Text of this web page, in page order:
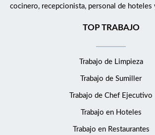
cocinero, recepcionista, personal de hoteles
TOP TRABAJO
Trabajo de Limpieza
Trabajo de Sumiller
Trabajo de Chef Ejecutivo
Trabajo en Hoteles
Trabajo en Restaurantes